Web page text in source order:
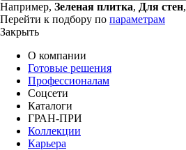
Например, Зеленая плитка, Для стен,
Перейти к подбору по параметрам
Закрыть
О компании
Готовые решения
Профессионалам
Соцсети
Каталоги
ГРАН-ПРИ
Коллекции
Карьера